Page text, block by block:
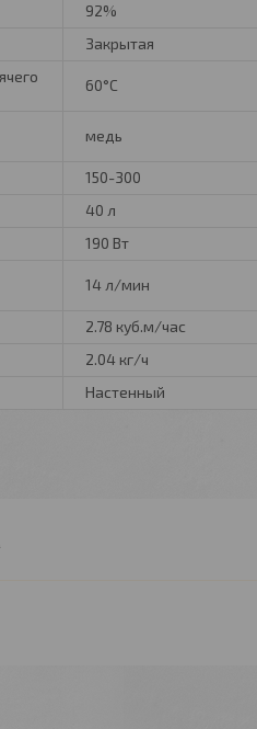
92%
Закрытая
60°C
медь
150-300
40 л
190 Вт
14 л/мин
2.78 куб.м/час
2.04 кг/ч
Настенный